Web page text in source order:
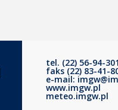
tel. (22) 56-94-301
faks (22) 83-41-
e-mail:
www.imgw.pl
meteo.imgw.pl